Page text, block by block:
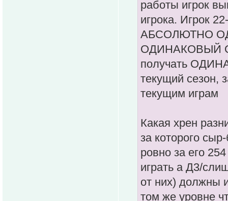
работы игрок
игрока. Игрок
АБСОЛЮТНО
ОДИНАКОВЫЙ
получать
текущий сезон,
текущим играм
Какая хрен
за которого
ровно за его
играть а Д3/
от них) должны
том же уровне